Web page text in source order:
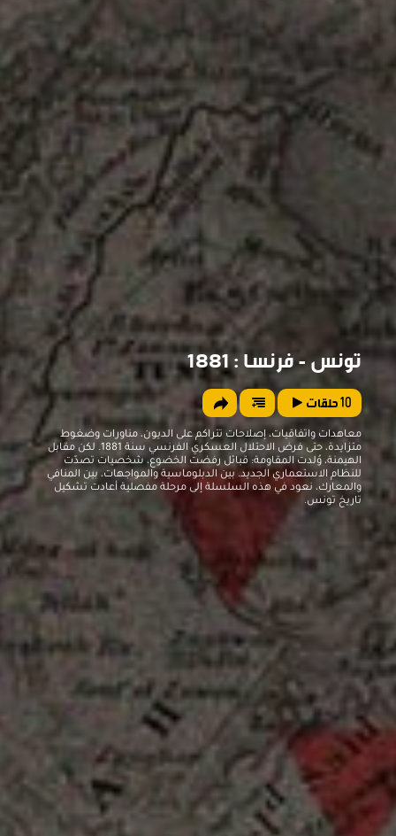
تونس - فرنسا : 1881
10حلقات
معاهدات واتفاقيات، إصلاحات تتراكم على الديون، مناورات وضغوط
متزايدة، حتى فرض الاحتلال العسكري الفرنسي سنة 1881. لكن مقابل
الهيمنة، وُلدت المقاومة: قبائل رفضت الخضوع، شخصيات تصدّت
للنظام الاستعماري الجديد. بين الدبلوماسية والمواجهات، بين المنافي
والمعارك، نعود في هذه السلسلة إلى مرحلة مفصلية أعادت تشكيل
تاريخ تونس.